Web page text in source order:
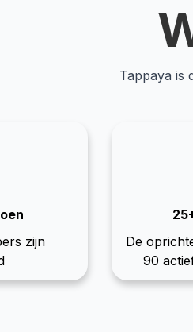
Tappaya is
zijn
De
90